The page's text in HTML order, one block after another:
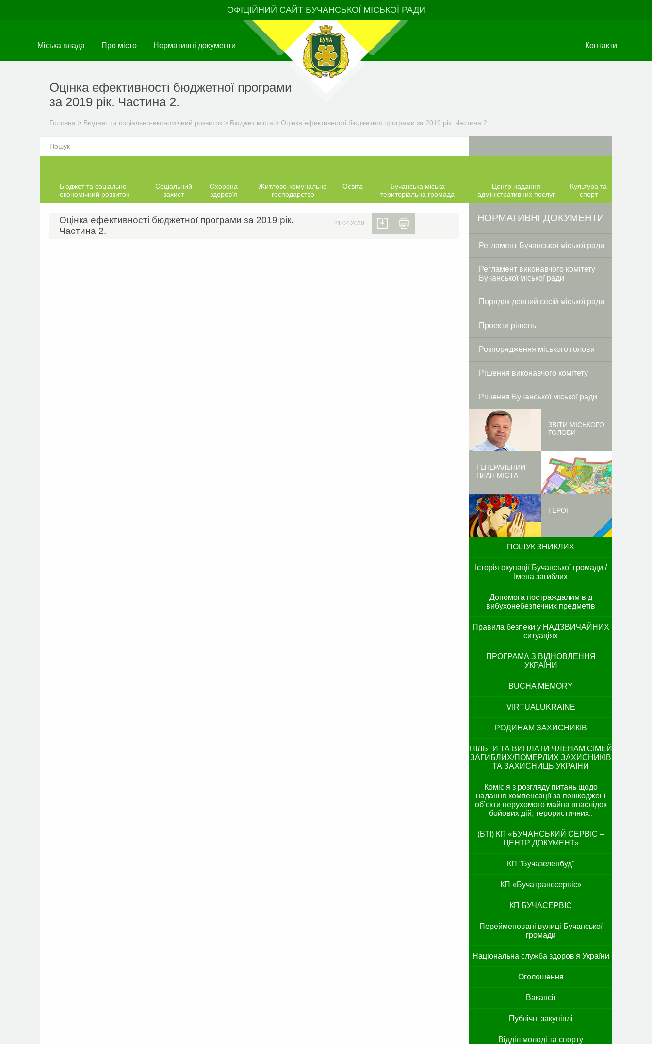
ОФІЦІЙНИЙ САЙТ БУЧАНСЬКОЇ МІСЬКОЇ РАДИ
Міська влада Про місто Нормативні документи Контакти
Оцінка ефективності бюджетної програми
за 2019 рік. Частина 2.
Головна > Бюджет та соціально-економічний розвиток > Бюджет міста > Оцінка ефективності бюджетної програми за 2019 рік. Частина 2.
Бюджет та соціально-
економічний розвиток
Соціальний
захист
Охорона
здоров’я
Житлово-комунальне
господарство
Освіта
Бучанська міська
територіальна громада
Центр надання
адміністративних послуг
Культура та
спорт
Оцінка ефективності бюджетної програми за 2019 рік.
Частина 2.
21.04.2020 Facebook
Twitter
НОРМАТИВНІ ДОКУМЕНТИ
Регламент Бучанської міської ради
Регламент виконавчого комітету
Бучанської міської ради
Порядок денний сесій міської ради
Проекти рішень
Розпорядження міського голови
Рішення виконавчого комітету
Рішення Бучанської міської ради
ЗВІТИ МІСЬКОГО
ГОЛОВИ
ГЕНЕРАЛЬНИЙ
ПЛАН МІСТА
ГЕРОЇ
ПОШУК ЗНИКЛИХ
Історія окупації Бучанської громади /
Імена загиблих
Допомога постраждалим від
вибухонебезпечних предметів
Правила безпеки у НАДЗВИЧАЙНИХ
ситуаціях
ПРОГРАМА З ВІДНОВЛЕННЯ
УКРАЇНИ
BUCHA MEMORY
VIRTUALUKRAINE
РОДИНАМ ЗАХИСНИКІВ
ПІЛЬГИ ТА ВИПЛАТИ ЧЛЕНАМ СІМЕЙ
ЗАГИБЛИХ/ПОМЕРЛИХ ЗАХИСНИКІВ
ТА ЗАХИСНИЦЬ УКРАЇНИ
Комісія з розгляду питань щодо
надання компенсації за пошкоджені
об’єкти нерухомого майна внаслідок
бойових дій, терористичних..
(БТІ) КП «БУЧАНСЬКИЙ СЕРВІС –
ЦЕНТР ДОКУМЕНТ»
КП "Бучазеленбуд"
КП «Бучатранссервіс»
КП БУЧАСЕРВІС
Перейменовані вулиці Бучанської
громади
Національна служба здоров'я України
Оголошення
Вакансії
Публічні закупівлі
Відділ молоді та спорту